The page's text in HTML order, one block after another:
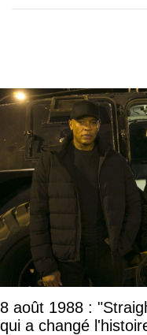
8 août 1988 :
qui a changé